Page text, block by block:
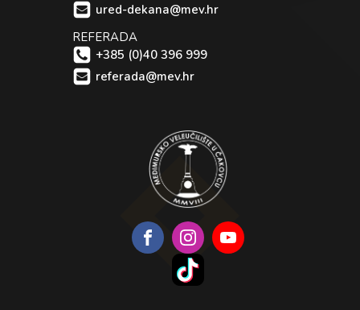
ured-dekana@mev.hr
REFERADA
+385 (0)40 396 999
referada@mev.hr